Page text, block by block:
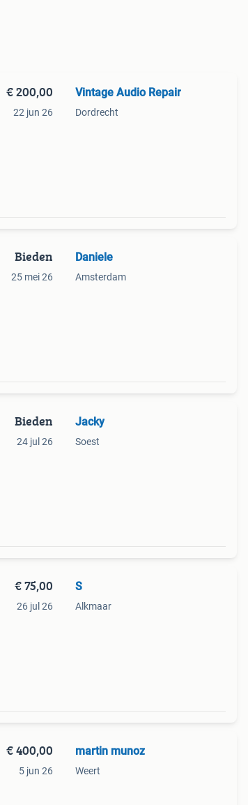
€ 200,00
22 jun 26
Vintage Audio Repair
Dordrecht
Bieden
25 mei 26
Daniele
Amsterdam
Bieden
24 jul 26
Jacky
Soest
€ 75,00
26 jul 26
S
Alkmaar
€ 400,00
5 jun 26
martin munoz
Weert